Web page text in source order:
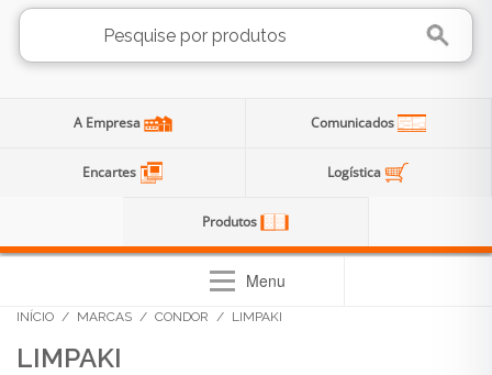
A Empresa Comunicados
Encartes Logística
Produtos
Menu
INÍCIO / MARCAS / CONDOR / LIMPAKI
LIMPAKI